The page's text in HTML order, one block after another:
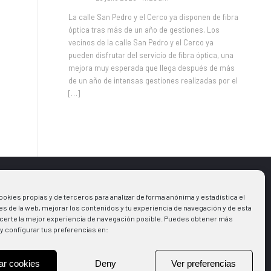
propias y de terceros para analizar de forma anónima y estadística el
de la web, mejorar los contenidos y tu experiencia de navegación y de esta
la mejor experiencia de navegación posible. Puedes obtener más
configurar tus preferencias en:
cookies Deny Ver preferencias
La calle San Pedro y el Cerco ya disponen de fibra
óptica tras más de un año de gestiones. Los
vecinos de la calle San Pedro y el Cerco ya
pueden disfrutar del servicio de fibra óptica, una
mejora muy esperada que llega después de más
de un año de intensas gestiones realizadas por el
[…]
Municipal
Aviso legal
Política de Cookies